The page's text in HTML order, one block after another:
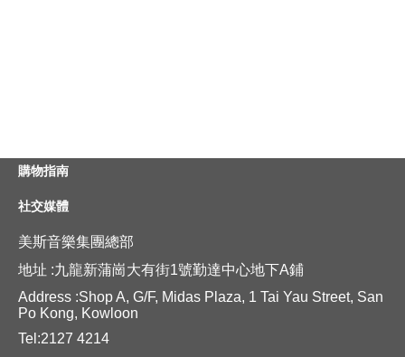
購物指南
社交媒體
美斯音樂集團總部
地址 :九龍新蒲崗大有街1號勤達中心地下A鋪
Address :Shop A, G/F, Midas Plaza, 1 Tai Yau Street, San
Po Kong, Kowloon
Tel:2127 4214